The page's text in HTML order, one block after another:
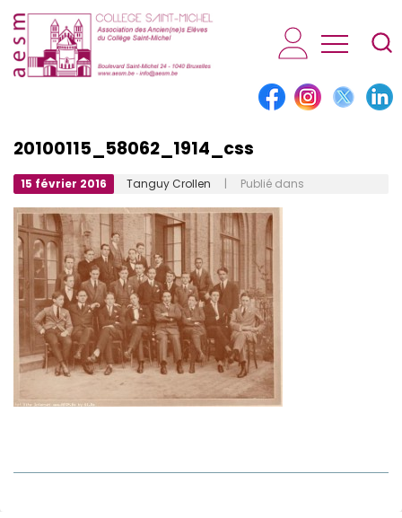
AESM...
20100115_58062_1914_css
15 février 2016 Tanguy Crollen | Publié dans